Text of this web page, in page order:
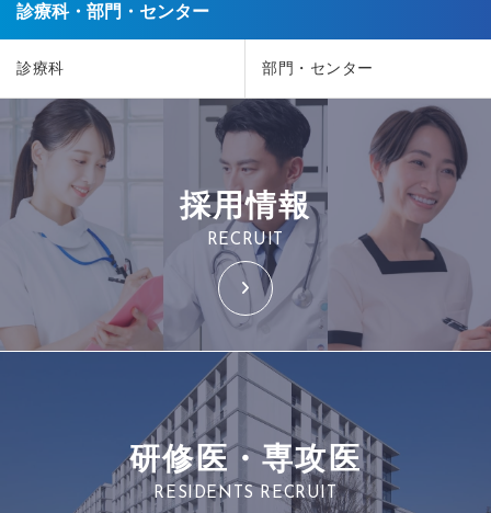
診療科・部門・センター
診療科 部門・センター
採用情報
RECRUIT
研修医・専攻医
RESIDENTS RECRUIT